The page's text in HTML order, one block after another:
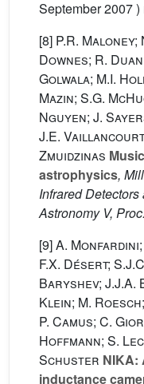
September 2007
[8] P.R. Maloney;
Downes; R.
Golwala; M.I.
Mazin; S.G.
Nguyen; J.
J.E.
Zmuidzinas
astrophysics,
Infrared
Astronomy V,
[9]A. Monfardini;
F.X. Désert;
Baryshev; J.J.A.
Klein; M.
P. Camus; C.
Hoffmann; S.
Schuster NIKA:
inductance